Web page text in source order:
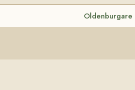
Oldenburgare